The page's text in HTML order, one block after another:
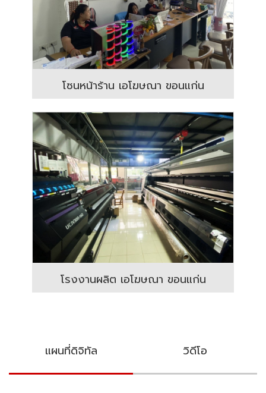
โซนหน้าร้าน เอโฆษณา ขอนแก่น
โรงงานผลิต เอโฆษณา ขอนแก่น
แผนที่ดิจิทัล วิดีโอ